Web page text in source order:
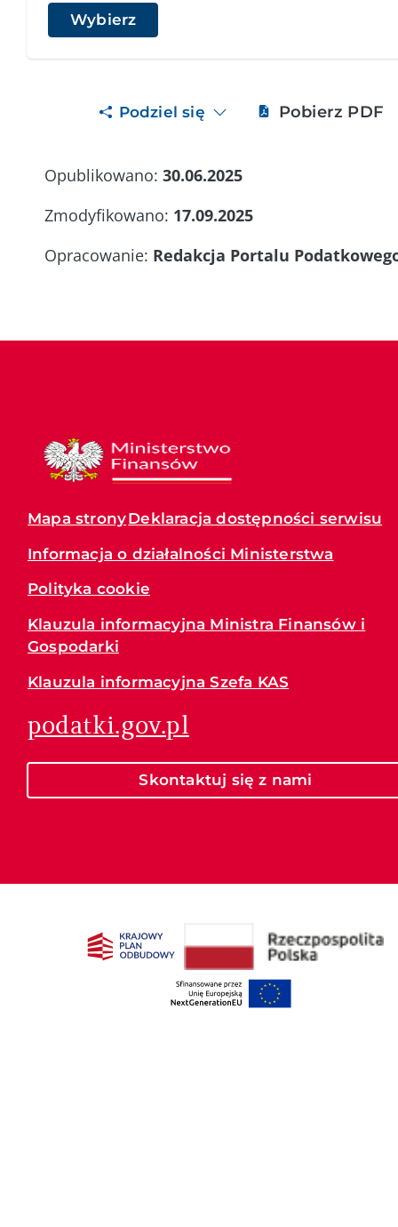
Wybierz
Podziel się Pobierz PDF
Opublikowano: 30.06.2025
Zmodyfikowano: 17.09.2025
Opracowanie: Redakcja Portalu
Mapa stronyDeklaracja dostępności serwisu
Informacja o działalności Ministerstwa
Polityka cookie
Klauzula informacyjna Ministra Finansów i
Gospodarki
Klauzula informacyjna Szefa KAS
podatki.gov.pl
Skontaktuj się z nami